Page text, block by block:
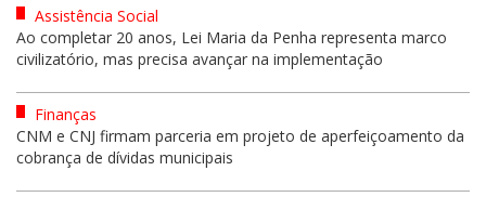
Assistência Social
Ao completar 20 anos, Lei Maria da Penha representa marco
civilizatório, mas precisa avançar na implementação
Finanças
CNM e CNJ firmam parceria em projeto de aperfeiçoamento da
cobrança de dívidas municipais